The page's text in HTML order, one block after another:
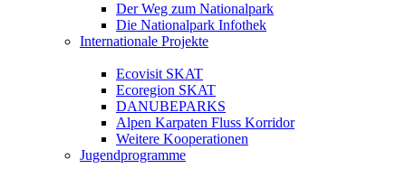
Der Weg zum Nationalpark
Die Nationalpark Infothek
Internationale Projekte
Ecovisit SKAT
Ecoregion SKAT
DANUBEPARKS
Alpen Karpaten Fluss Korridor
Weitere Kooperationen
Jugendprogramme